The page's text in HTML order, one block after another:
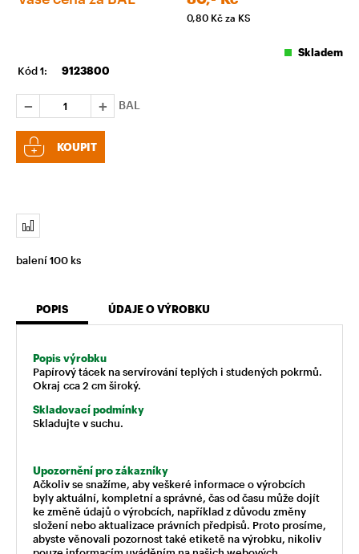
0,80 Kč za KS
Skladem
Kód 1:
9123800
BAL
KOUPIT
balení 100 ks
POPIS ÚDAJE O VÝROBKU
Popis výrobku
Papírový tácek na servírování teplých i studených pokrmů.
Okraj cca 2 cm široký.
Skladovací podmínky
Skladujte v suchu.
Upozornění pro zákazníky
Ačkoliv se snažíme, aby veškeré informace o výrobcích
byly aktuální, kompletní a správné, čas od času může dojít
ke změně údajů o výrobcích, například z důvodu změny
složení nebo aktualizace právních předpisů. Proto prosíme,
abyste věnovali pozornost také etiketě na výrobku, nikoliv